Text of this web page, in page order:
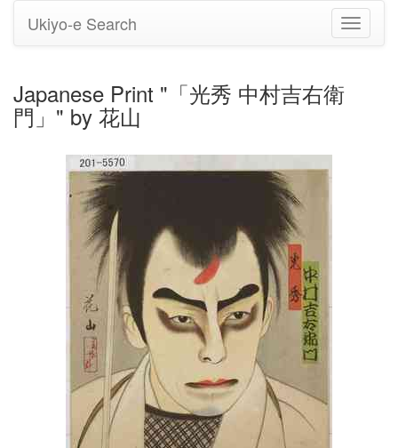
Toggle
Ukiyo-e Search
Japanese Print "「光秀 中村吉右衛
門」" by 花山